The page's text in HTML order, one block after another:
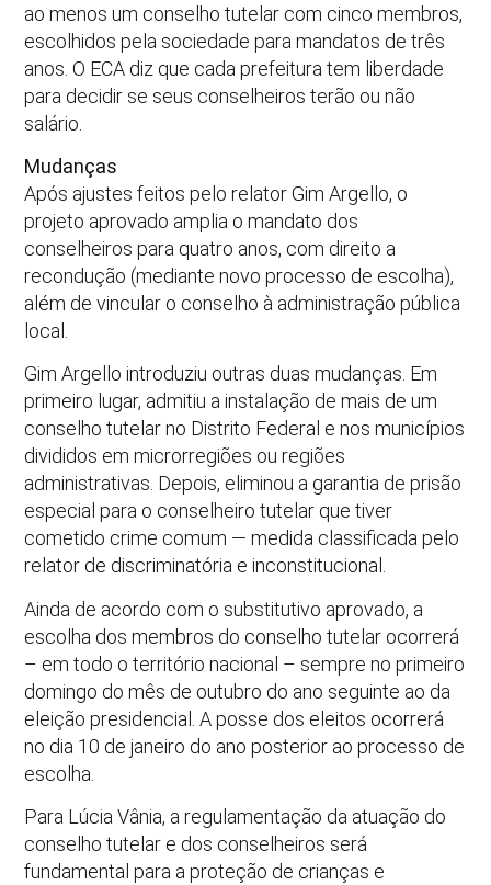
ao menos um conselho tutelar com cinco membros,
escolhidos pela sociedade para mandatos de três
anos. O ECA diz que cada prefeitura tem liberdade
para decidir se seus conselheiros terão ou não
salário.
Mudanças
Após ajustes feitos pelo relator Gim Argello, o
projeto aprovado amplia o mandato dos
conselheiros para quatro anos, com direito a
recondução (mediante novo processo de escolha),
além de vincular o conselho à administração pública
local.
Gim Argello introduziu outras duas mudanças. Em
primeiro lugar, admitiu a instalação de mais de um
conselho tutelar no Distrito Federal e nos municípios
divididos em microrregiões ou regiões
administrativas. Depois, eliminou a garantia de prisão
especial para o conselheiro tutelar que tiver
cometido crime comum — medida classificada pelo
relator de discriminatória e inconstitucional.
Ainda de acordo com o substitutivo aprovado, a
escolha dos membros do conselho tutelar ocorrerá
– em todo o território nacional – sempre no primeiro
domingo do mês de outubro do ano seguinte ao da
eleição presidencial. A posse dos eleitos ocorrerá
no dia 10 de janeiro do ano posterior ao processo de
escolha.
Para Lúcia Vânia, a regulamentação da atuação do
conselho tutelar e dos conselheiros será
fundamental para a proteção de crianças e